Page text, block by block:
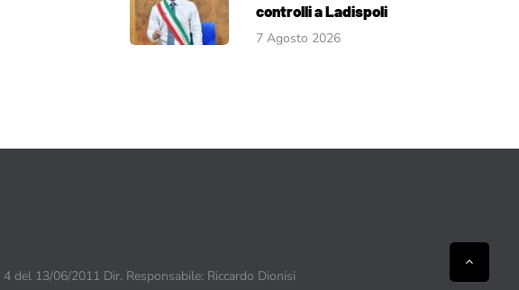
controlli a Ladispoli
7 Agosto 2026
del 13/06/2011 Dir. Responsabile: Riccardo Dionisi